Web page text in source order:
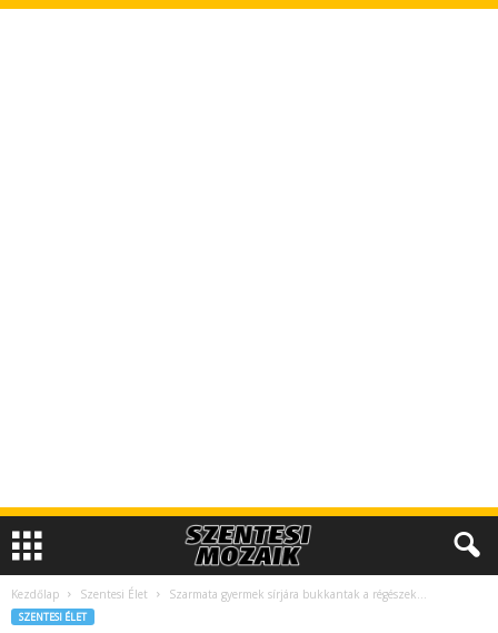
Kezdőlap Szentesi Élet Szarmata gyermek sírjára bukkantak a régészek…
SZENTESI ÉLET